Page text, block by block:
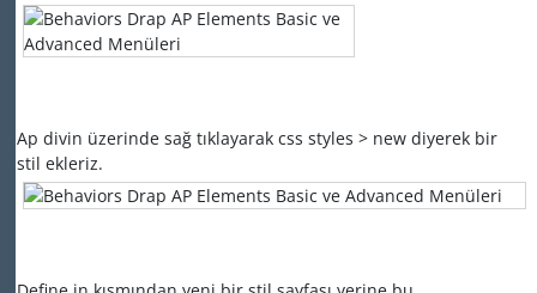
Ap divin üzerinde sağ tıklayarak css styles > new diyerek bir
stil ekleriz.